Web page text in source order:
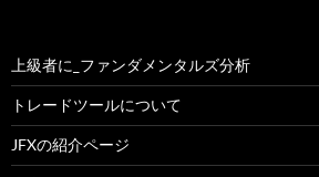
上級者に_ファンダメンタルズ分析
トレードツールについて
JFXの紹介ページ